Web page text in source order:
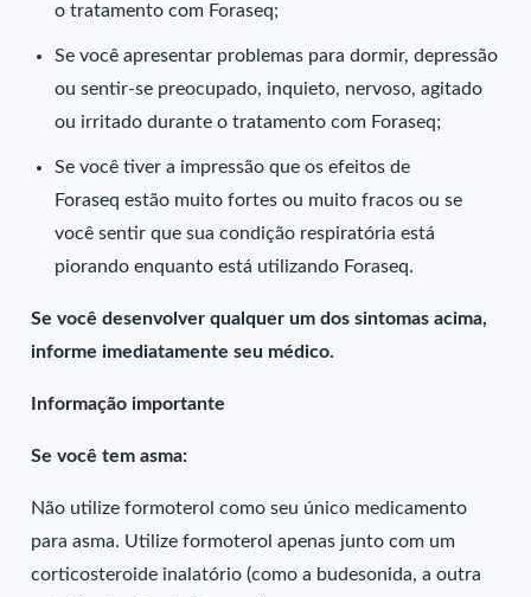
o tratamento com Foraseq;
Se você apresentar problemas para dormir, depressão
ou sentir-se preocupado, inquieto, nervoso, agitado
ou irritado durante o tratamento com Foraseq;
Se você tiver a impressão que os efeitos de
Foraseq estão muito fortes ou muito fracos ou se
você sentir que sua condição respiratória está
piorando enquanto está utilizando Foraseq.
Se você desenvolver qualquer um dos sintomas acima,
informe imediatamente seu médico.
Informação importante
Se você tem asma:
Não utilize formoterol como seu único medicamento
para asma. Utilize formoterol apenas junto com um
corticosteroide inalatório (como a budesonida, a outra